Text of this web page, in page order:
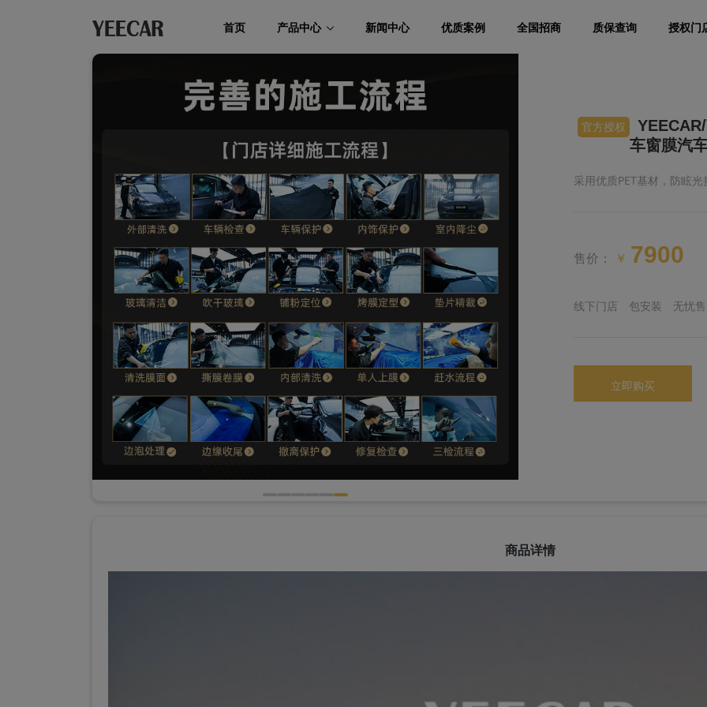
首页 产品中心 新闻中心 优质案例 全国招商 质保查询 授权门
官方授权
车窗膜汽
采用优质PET基材，防眩
售价： ￥ 7900
线下门店 包安装 无忧
立即购买
商品详情